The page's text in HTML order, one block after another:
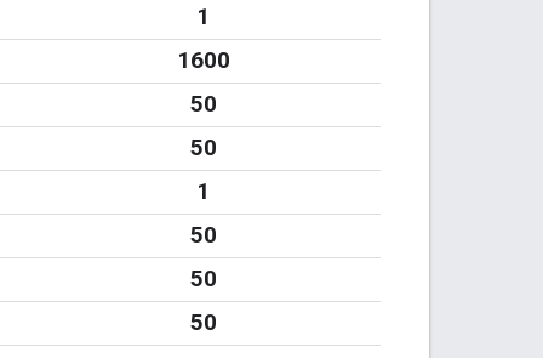
1
1600
50
50
1
50
50
50